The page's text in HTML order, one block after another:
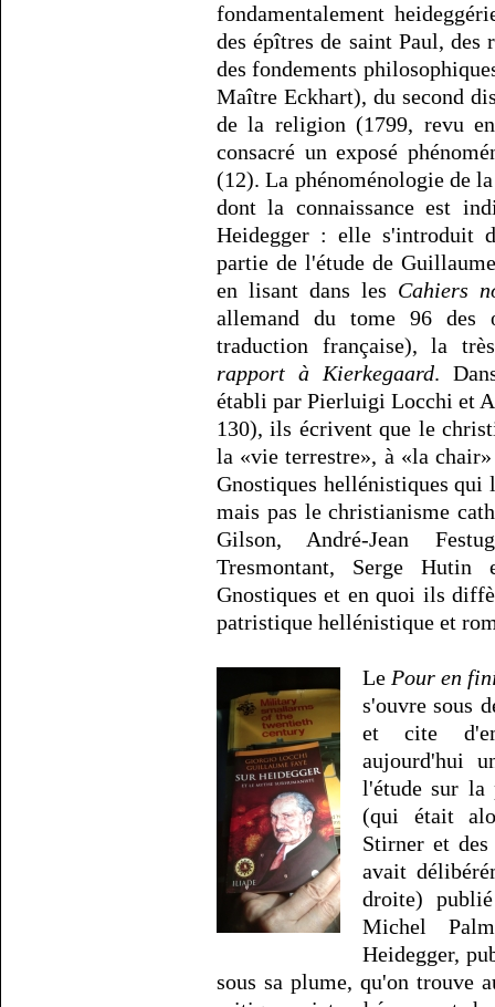
fondamentalement
des épîtres de saint Paul,
des fondements
Maître Eckhart), du second
de la religion (1799, revu
consacré un exposé
(12). La phénoménologie de
dont la connaissance est
Heidegger : elle s'introduit
partie de l'étude de
en lisant dans les Cahiers
allemand du tome 96 des
traduction française), la
rapport à Kierkegaard.
établi par Pierluigi Locchi et
130), ils écrivent que le
la «vie terrestre», à «la
Gnostiques hellénistiques qui
mais pas le christianisme
Gilson, André-Jean
Tresmontant, Serge Hutin
Gnostiques et en quoi ils
patristique hellénistique et
Le Pour en
s'ouvre sous
et cite
aujourd'hui
l'étude sur la
(qui était
Stirner et des
avait
droite)
Michel
Heidegger,
sous sa plume, qu'on trouve